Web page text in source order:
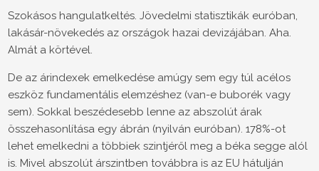
Szokásos hangulatkeltés. Jövedelmi statisztikák euróban,
lakásár-növekedés az országok hazai devizájában. Aha.
Almát a körtével.
De az árindexek emelkedése amúgy sem egy túl acélos
eszköz fundamentális elemzéshez (van-e buborék vagy
sem). Sokkal beszédesebb lenne az abszolút árak
összehasonlítása egy ábrán (nyilván euróban). 178%-ot
lehet emelkedni a többiek szintjéről meg a béka segge alól
is. Mivel abszolút árszintben továbbra is az EU hátulján